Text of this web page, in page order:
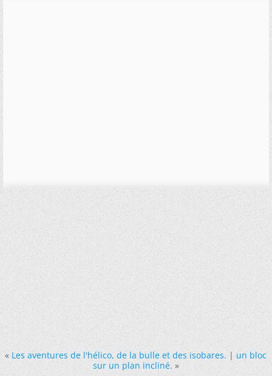
« Les aventures de l'hélico, de la bulle et des isobares.|un bloc
sur un plan incliné. »